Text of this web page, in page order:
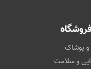
و پوشاک
و سلامت